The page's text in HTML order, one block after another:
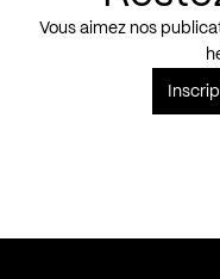
Vous aimez nos